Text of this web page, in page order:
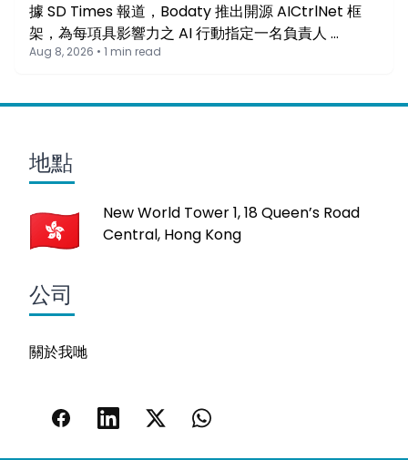
據 SD Times 報道，Bodaty 推出開源 AICtrlNet 框
架，為每項具影響力之 AI 行動指定一名負責人 …
Aug 8, 2026 • 1 min read
地點
New World Tower 1, 18 Queen’s Road
Central, Hong Kong
公司
關於我哋